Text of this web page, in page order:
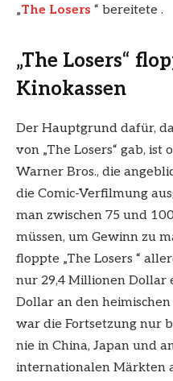
„The Losers “ bereitete .
„The Losers“
Kinokassen
Der Hauptgrund dafür,
von „The Losers“ gab,
Warner Bros., die
die Comic-Verfilmung
man zwischen 75 und
müssen, um Gewinn zu
floppte „The Losers “
nur 29,4 Millionen Dollar
Dollar an den
war die Fortsetzung nur
nie in China, Japan und
internationalen Märkten